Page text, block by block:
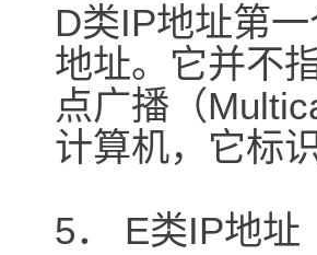
D类IP地址第
地址。它并不
点广播（
计算机，它标
5． E类IP地址